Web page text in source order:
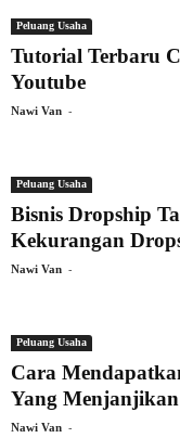
Peluang Usaha
Tutorial Terbaru
Youtube
Nawi Van -
Peluang Usaha
Bisnis Dropship
Kekurangan
Nawi Van -
Peluang Usaha
Cara
Yang Menjanjikan
Nawi Van -